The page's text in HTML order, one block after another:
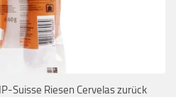
Suisse Riesen Cervelas zurück